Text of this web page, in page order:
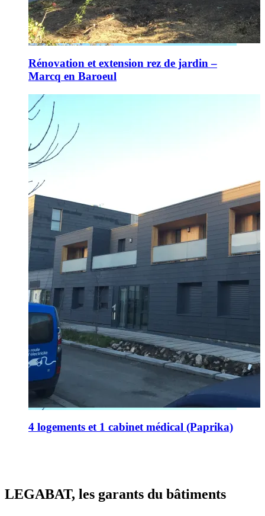
Rénovation et extension rez de jardin –
Marcq en Baroeul
4 logements et 1 cabinet médical (Paprika)
LEGABAT, les garants du bâtiments